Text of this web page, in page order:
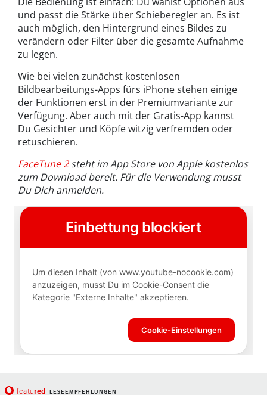
und passt die Stärke über Schieberegler an. Es ist
auch möglich, den Hintergrund eines Bildes zu
verändern oder Filter über die gesamte Aufnahme
zu legen.
Wie bei vielen zunächst kostenlosen
Bildbearbeitungs-Apps fürs iPhone stehen einige
der Funktionen erst in der Premiumvariante zur
Verfügung. Aber auch mit der Gratis-App kannst
Du Gesichter und Köpfe witzig verfremden oder
retuschieren.
FaceTune 2steht im App Store von Apple kostenlos
zum Download bereit. Für die Verwendung musst
Du Dich anmelden.
featured LESEEMPFEHLUNGEN